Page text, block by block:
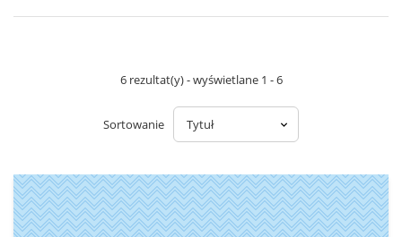
6 rezultat(y) - wyświetlane 1 - 6
Sortowanie